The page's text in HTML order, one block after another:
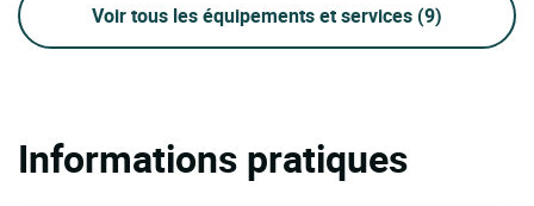
Voir tous les équipements et services (9)
Informations pratiques